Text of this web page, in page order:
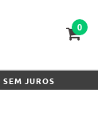
0
JUROS